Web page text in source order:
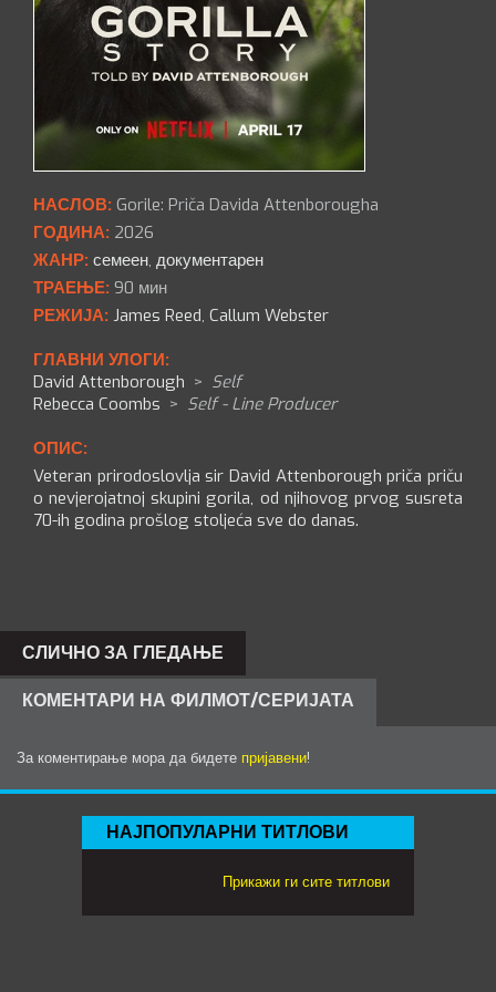
НАСЛОВ: Gorile: Priča Davida Attenborougha
ГОДИНА: 2026
ЖАНР: семеен, документарен
ТРАЕЊЕ: 90 мин
РЕЖИЈА: James Reed, Callum Webster
ГЛАВНИ УЛОГИ:
David Attenborough > Self
Rebecca Coombs > Self - Line Producer
ОПИС:
Veteran prirodoslovlja sir David Attenborough priča priču
o nevjerojatnoj skupini gorila, od njihovog prvog susreta
70-ih godina prošlog stoljeća sve do danas.
СЛИЧНО ЗА ГЛЕДАЊЕ
КОМЕНТАРИ НА ФИЛМОТ/СЕРИЈАТА
За коментирање мора да бидете пријавени!
НАЈПОПУЛАРНИ ТИТЛОВИ
Прикажи ги сите титлови